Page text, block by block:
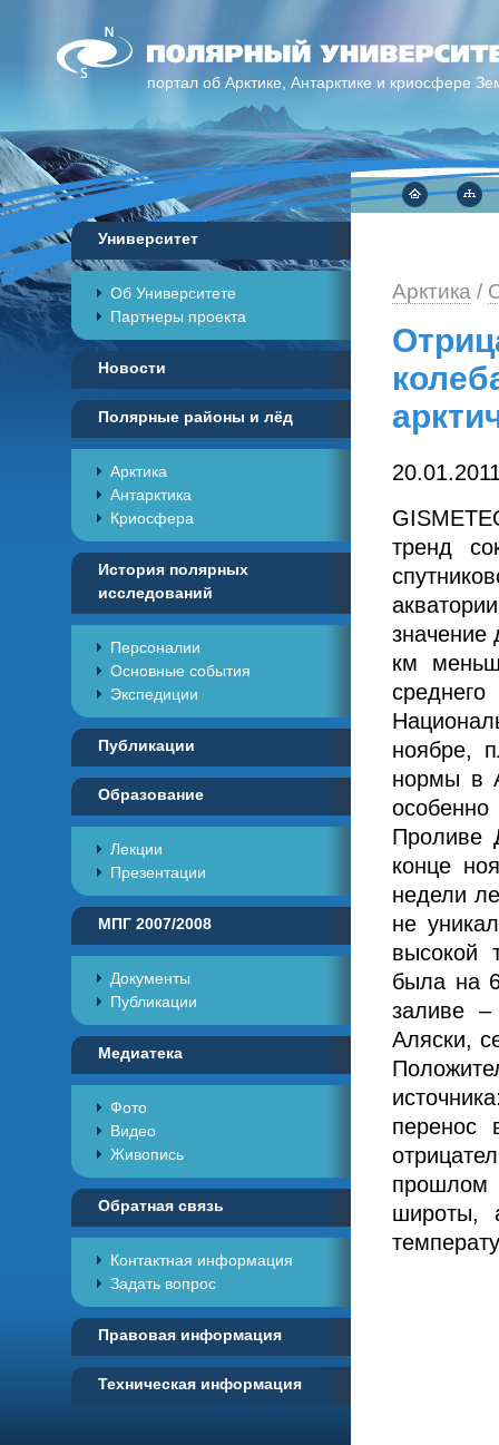
портал об Арктике, Антарктике и криосфере
Арктика /
тренд
значение
км
ноябре,
нормы в
Проливе
конце
недели
не
высокой
была на
заливе
Аляски,
перенос
прошлом
широты,
Университет
Об Университете
Партнеры проекта
Новости
Полярные районы и лёд
Арктика
Антарктика
Криосфера
История полярных
исследований
Персоналии
Основные события
Экспедиции
Публикации
Образование
Лекции
Презентации
МПГ 2007/2008
Документы
Публикации
Медиатека
Фото
Видео
Живопись
Обратная связь
Контактная информация
Задать вопрос
Правовая информация
Техническая информация